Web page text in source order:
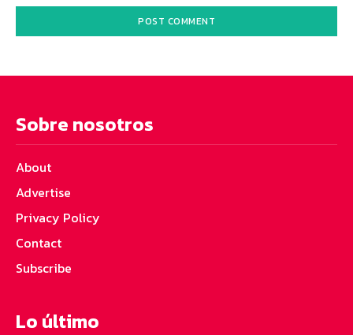
Sobre nosotros
About
Advertise
Privacy Policy
Contact
Subscribe
Lo último